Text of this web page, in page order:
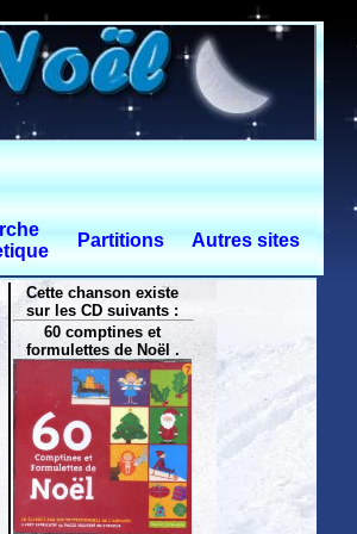
Partitions Autres sites
Cette chanson existe
sur les CD suivants :
60 comptines et
formulettes de Noël .